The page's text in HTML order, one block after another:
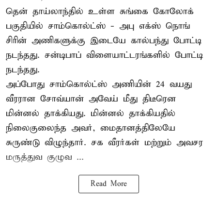
தென் தாய்லாந்தில் உள்ள சுங்கை கோலோக்
பகுதியில் சாம்கொல்ட்ஸ் - அபு எக்ஸ் நொங்
சிரின் அணிகளுக்கு இடையே கால்பந்து போட்டி
நடந்தது. சன்டிபாப் விளையாட்டரங்களில் போட்டி
நடந்தது.
அப்போது சாம்கொல்ட்ஸ் அணியின் 24 வயது
வீரரான சோவ்யான் அவேய் மீது திடீரென
மின்னல் தாக்கியது. மின்னல் தாக்கியதில்
நிலைகுலைந்த அவர், மைதானத்திலேயே
சுருண்டு விழுந்தார். சக வீரர்கள் மற்றும் அவசர
மருத்துவ குழுவ ...
Read More